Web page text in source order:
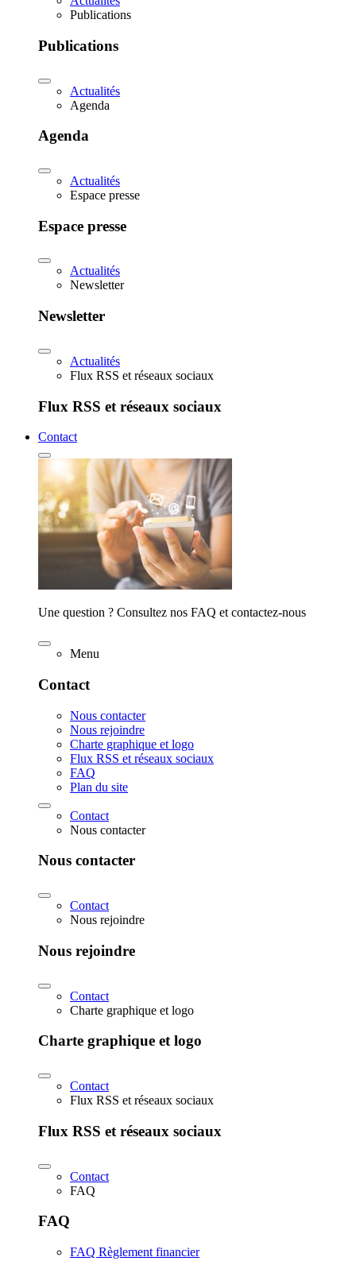
Publications
Publications
Actualités
Agenda
Agenda
Actualités
Espace presse
Espace presse
Actualités
Newsletter
Newsletter
Actualités
Flux RSS et réseaux sociaux
Flux RSS et réseaux sociaux
Contact
Une question ? Consultez nos FAQ et contactez-nous
Menu
Contact
Nous contacter
Nous rejoindre
Charte graphique et logo
Flux RSS et réseaux sociaux
FAQ
Plan du site
Contact
Nous contacter
Nous contacter
Contact
Nous rejoindre
Nous rejoindre
Contact
Charte graphique et logo
Charte graphique et logo
Contact
Flux RSS et réseaux sociaux
Flux RSS et réseaux sociaux
Contact
FAQ
FAQ
FAQ Règlement financier